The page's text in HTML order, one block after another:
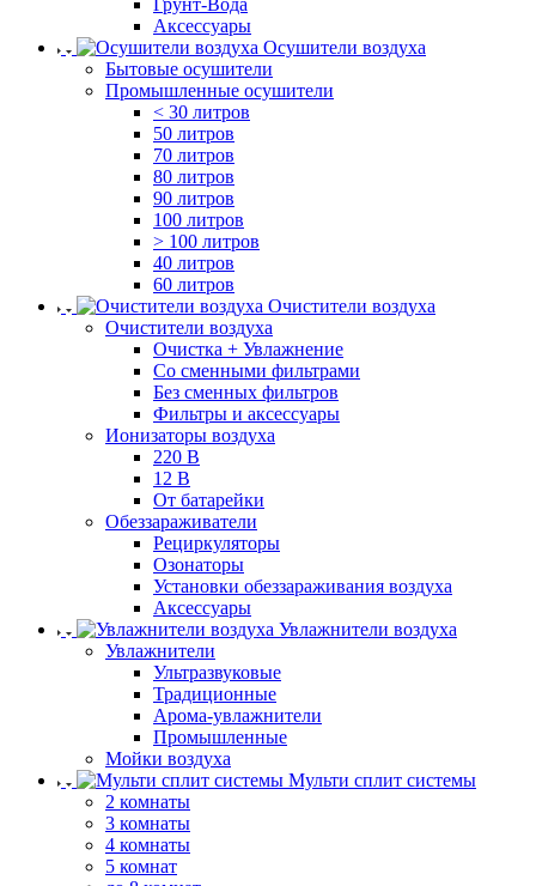
Грунт-Вода
Аксессуары
Осушители воздуха
Бытовые осушители
Промышленные осушители
< 30 литров
50 литров
70 литров
80 литров
90 литров
100 литров
> 100 литров
40 литров
60 литров
Очистители воздуха
Очистители воздуха
Очистка + Увлажнение
Cо сменными фильтрами
Без сменных фильтров
Фильтры и аксессуары
Ионизаторы воздуха
220 В
12 В
От батарейки
Обеззараживатели
Рециркуляторы
Озонаторы
Установки обеззараживания воздуха
Аксессуары
Увлажнители воздуха
Увлажнители
Ультразвуковые
Традиционные
Арома-увлажнители
Промышленные
Мойки воздуха
Мульти сплит системы
2 комнаты
3 комнаты
4 комнаты
5 комнат